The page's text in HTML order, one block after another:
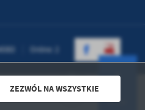
ZEZWÓL NA WSZYSTKIE
Online: 2
- Portale nowej generacji
DO GÓRY